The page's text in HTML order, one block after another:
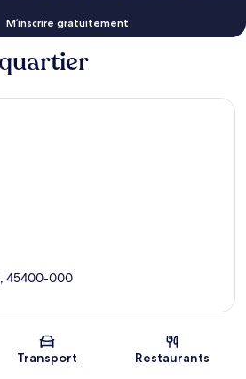
M’inscrire gratuitement
Carte
45400-000
Transport Restaurants